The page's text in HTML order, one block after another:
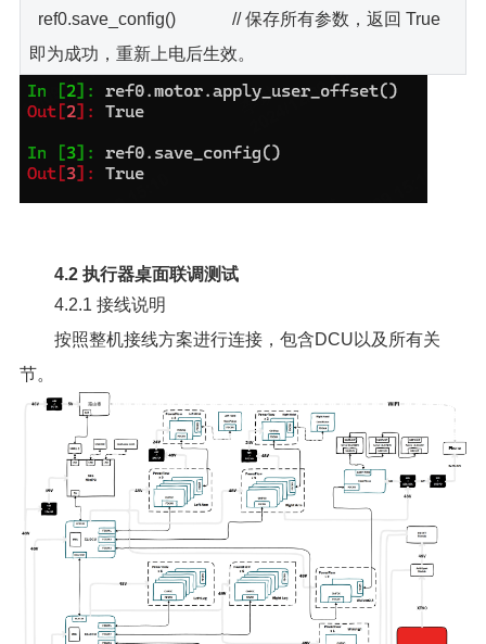
ref0.save_config() // 保存所有参数，返回 True
即为成功，重新上电后生效。
4.2 执行器桌面联调测试
4.2.1 接线说明
按照整机接线方案进行连接，包含DCU以及所有关
节。